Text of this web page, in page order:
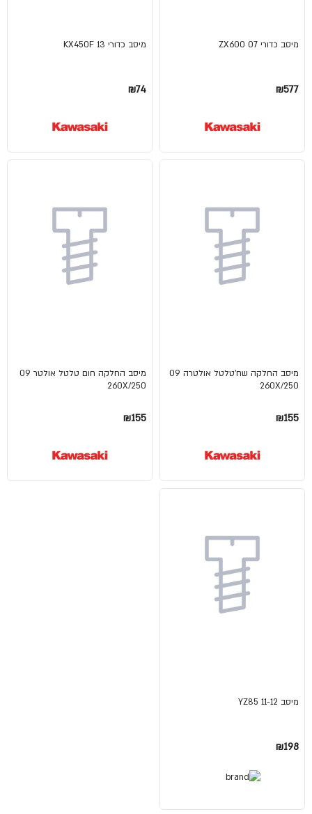
מיסב כדורי 07 ZX600
₪577
מיסב כדורי KX450F 13
₪74
מיסב החלקה שח'טלטל אולטרה 09
260X/250
₪155
מיסב החלקה חום טלטל אולטר 09
260X/250
₪155
מיסב YZ85 11-12
₪198